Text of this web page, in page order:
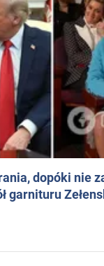
dopóki nie
garnituru